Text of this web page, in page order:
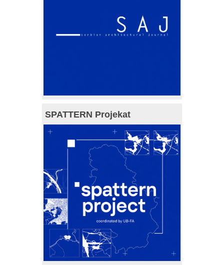
SPATTERN Projekat